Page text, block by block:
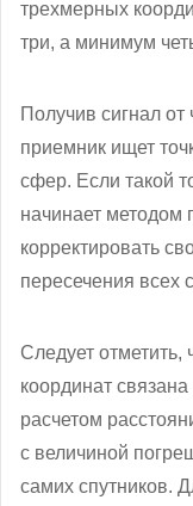
трехмерных
три, а минимум
Получив сигнал
приемник ищет
сфер. Если такой
начинает методом
корректировать
пересечения всех
Следует отметить,
координат
расчетом
с величиной
самих спутников.